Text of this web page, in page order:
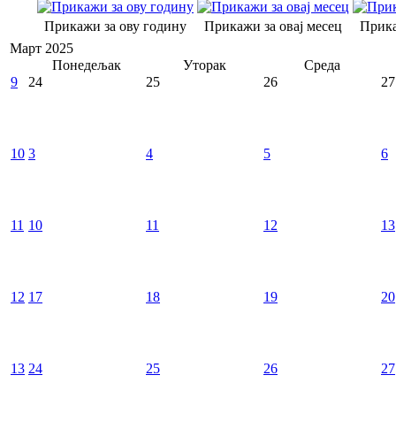
Прикажи за ову годину Прикажи за овај месец
Март 2025
Понедељак
Уторак
Среда
9
24 25 26 27
10 3 4 5 6
11 10 11 12 13
12 17 18 19 20
13 24 25 26 27